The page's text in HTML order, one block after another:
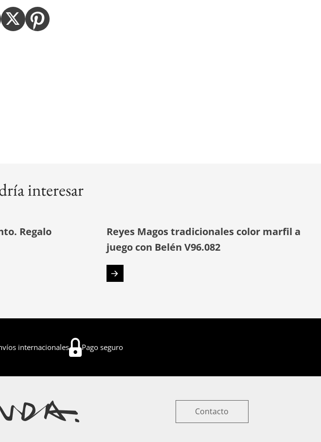
interesar
Regalo
Reyes Magos tradicionales color marfil a
juego con Belén V96.082
internacionales Pago seguro
Contacto